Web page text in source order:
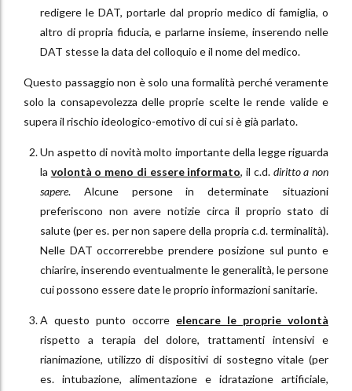
redigere le DAT, portarle dal proprio medico di famiglia, o
altro di propria fiducia, e parlarne insieme, inserendo nelle
DAT stesse la data del colloquio e il nome del medico.
Questo passaggio non è solo una formalità perché veramente
solo la consapevolezza delle proprie scelte le rende valide e
supera il rischio ideologico-emotivo di cui si è già parlato.
Un aspetto di novità molto importante della legge riguarda
la volontà o meno di essere informato, il c.d. diritto a non
sapere. Alcune persone in determinate situazioni
preferiscono non avere notizie circa il proprio stato di
salute (per es. per non sapere della propria c.d. terminalità).
Nelle DAT occorrerebbe prendere posizione sul punto e
chiarire, inserendo eventualmente le generalità, le persone
cui possono essere date le proprio informazioni sanitarie.
A questo punto occorre elencare le proprie volontà
rispetto a terapia del dolore, trattamenti intensivi e
rianimazione, utilizzo di dispositivi di sostegno vitale (per
es. intubazione, alimentazione e idratazione artificiale,